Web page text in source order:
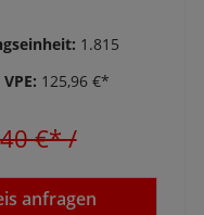
1.815
125,96 €*
€*/
anfragen